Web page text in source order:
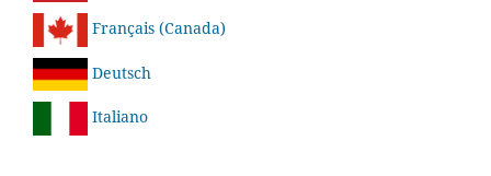
Français (Canada)
Deutsch
Italiano